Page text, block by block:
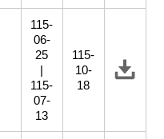
115-
06-
25
|
115-
07-
13
115-
10-
18